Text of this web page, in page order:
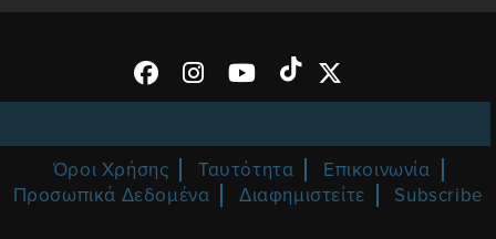
Όροι Χρήσης Ταυτότητα
Επικοινωνία
Προσωπικά Δεδομένα
Διαφημιστείτε Subscribe